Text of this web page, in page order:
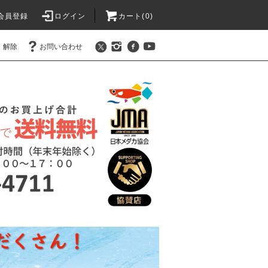
員登録 ログイン カート(0)
解除 お問い合わせ